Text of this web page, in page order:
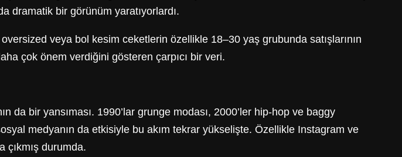
dramatik bir görünüm yaratıyorlardı.
veya bol kesim ceketlerin özellikle 18–30 yaş grubunda satışlarının
çok önem verdiğini gösteren çarpıcı bir veri.
da bir yansıması. 1990’lar grunge modası, 2000’ler hip-hop ve baggy
medyanın da etkisiyle bu akım tekrar yükselişte. Özellikle Instagram ve
çıkmış durumda.